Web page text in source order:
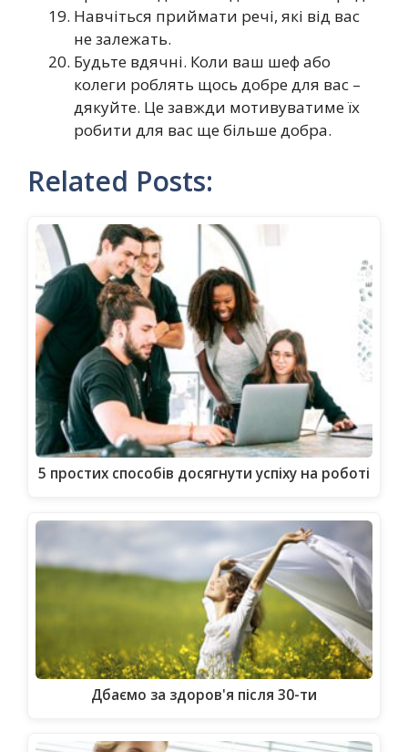
Навчіться приймати речі, які від вас
не залежать.
Будьте вдячні. Коли ваш шеф або
колеги роблять щось добре для вас –
дякуйте. Це завжди мотивуватиме їх
робити для вас ще більше добра.
Related Posts:
5 простих способів досягнути успіху на роботі
Дбаємо за здоров'я після 30-ти